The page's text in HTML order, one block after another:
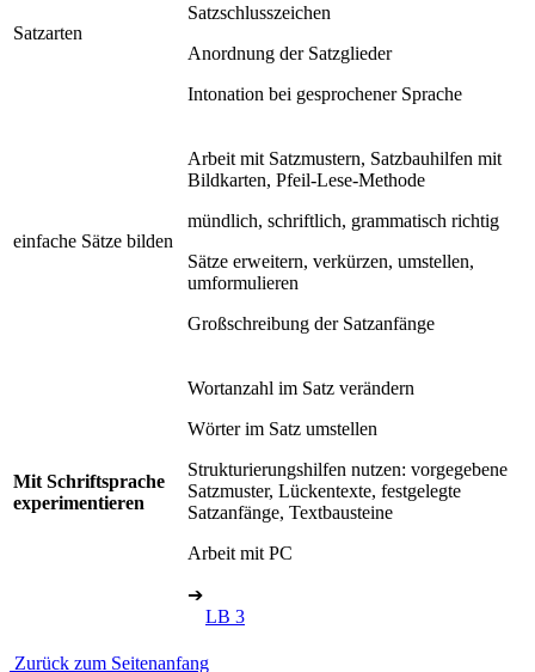
Satzarten
Satzschlusszeichen
Anordnung der Satzglieder
Intonation bei gesprochener Sprache
einfache Sätze bilden
Arbeit mit Satzmustern, Satzbauhilfen mit
Bildkarten, Pfeil-Lese-Methode
mündlich, schriftlich, grammatisch richtig
Sätze erweitern, verkürzen, umstellen,
umformulieren
Großschreibung der Satzanfänge
Mit Schriftsprache
experimentieren
Wortanzahl im Satz verändern
Wörter im Satz umstellen
Strukturierungshilfen nutzen: vorgegebene
Satzmuster, Lückentexte, festgelegte
Satzanfänge, Textbausteine
Arbeit mit PC
➔
LB 3
Zurück zum Seitenanfang